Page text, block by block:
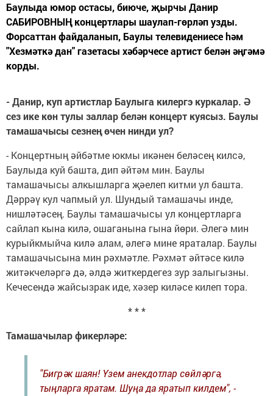
Баулыда юмор остасы, биюче, җырчы Данир
САБИРОВНЫҢ концертлары шаулап-гөрләп узды.
Форсаттан файдаланып, Баулы телевидениесе hәм
"Хезмәткә дан" газетасы хәбәрчесе артист белән әңгәмә
корды.
- Данир, куп артистлар Баулыга килергэ куркалар. Ә
сез ике кѳн тулы заллар белән концерт куясыз. Баулы
тамашачысы сезнең ѳчен нинди ул?
- Концертның әйбәтме юкмы икәнен беләсең килсә,
Баулыда куй башта, дип әйтәм мин. Баулы
тамашачысы алкышларга җәелеп китми ул башта.
Дәррәү кул чапмый ул. Шундый тамашачы инде,
нишләтәсең. Баулы тамашачысы ул концертларга
сайлап кына килә, ошаганына гына йөри. Әлегә мин
курыйкмыйча килә алам, әлегә мине яраталар. Баулы
тамашачысына мин рәхмәтле. Рәхмәт әйтәсе килә
житәкчеләргә дә, әлдә житкердегез зур залыгызны.
Кечесендә жайсызрак иде, хәзер киләсе килеп тора.
* * *
Тамашачылар фикерләре:
"Бигрәк шаян! Үзем анекдотлар сөйләргә,
тыңларга яратам. Шуңа да яратып килдем", -